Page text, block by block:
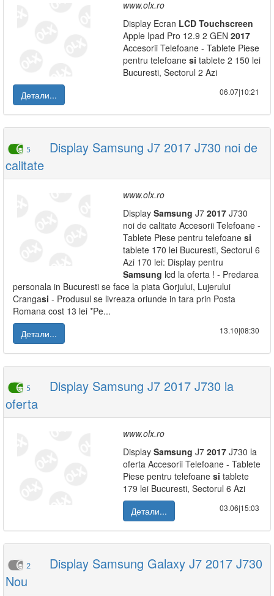
www.olx.ro
Display Ecran LCD Touchscreen
Apple Ipad Pro 12.9 2 GEN 2017
Accesorii Telefoane - Tablete Piese
pentru telefoane si tablete 2 150 lei
Bucuresti, Sectorul 2 Azi
Детали...
06.07|10:21
5
Display Samsung J7 2017 J730 noi de
calitate
www.olx.ro
Display Samsung J7 2017 J730
noi de calitate Accesorii Telefoane -
Tablete Piese pentru telefoane si
tablete 170 lei Bucuresti, Sectorul 6
Azi 170 lei: Display pentru
Samsung lcd la oferta ! - Predarea
personala in Bucuresti se face la piata Gorjului, Lujerului
Crangasi - Produsul se livreaza oriunde in tara prin Posta
Romana cost 13 lei *Pe...
Детали...
13.10|08:30
5
Display Samsung J7 2017 J730 la
oferta
www.olx.ro
Display Samsung J7 2017 J730 la
oferta Accesorii Telefoane - Tablete
Piese pentru telefoane si tablete
179 lei Bucuresti, Sectorul 6 Azi
Детали...
03.06|15:03
2
Display Samsung Galaxy J7 2017 J730
Nou